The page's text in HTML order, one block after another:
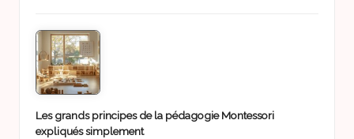
Les grands principes de la pédagogie Montessori
expliqués simplement